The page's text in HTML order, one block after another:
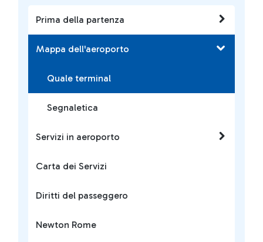
Prima della partenza
Mappa dell'aeroporto
Quale terminal
Segnaletica
Servizi in aeroporto
Carta dei Servizi
Diritti del passeggero
Newton Rome